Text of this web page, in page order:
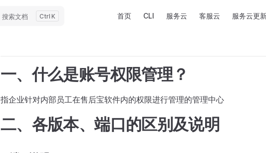
搜索文档 K 首页 CLI 服务云 客服云 服务云更
一、什么是账号权限管理？
指企业针对内部员工在售后宝软件内的权限进行管理的管理中心
二、各版本、端口的区别及说明